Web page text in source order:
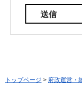
トップページ > 府政運営・